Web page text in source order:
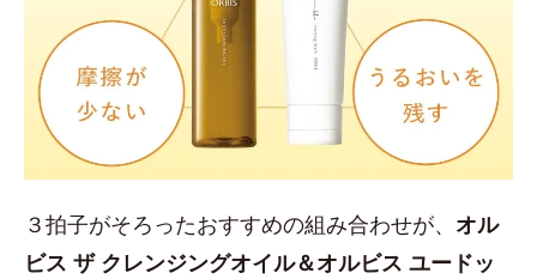
３拍子がそろったおすすめの組み合わせが、 オル
ビス ザ クレンジングオイル＆オルビス ユードッ